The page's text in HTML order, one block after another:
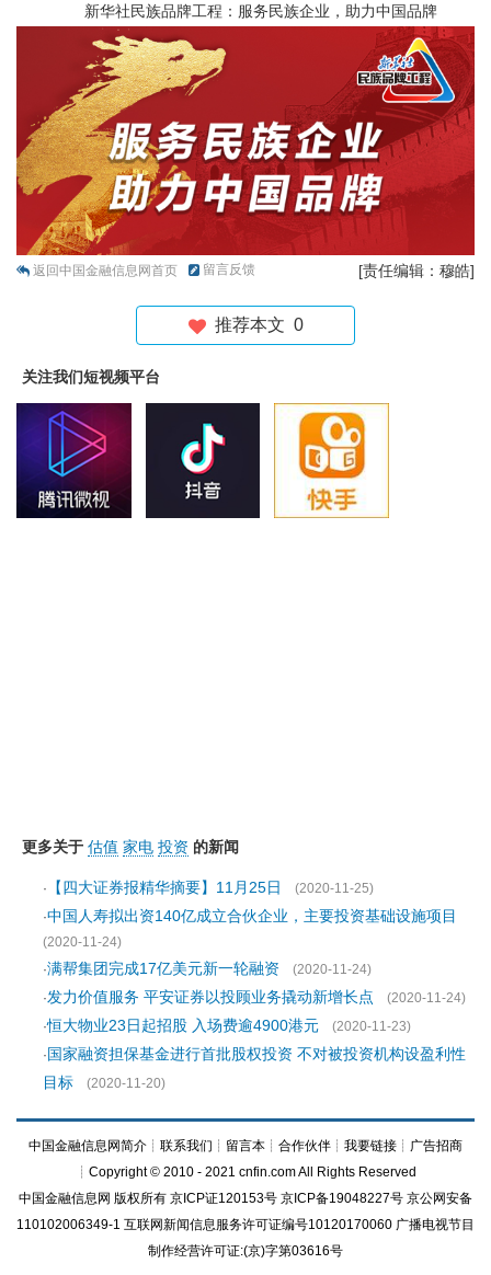
新华社民族品牌工程：服务民族企业，助力中国品牌
返回中国金融信息网首页 留言反馈 [责任编辑：穆皓]
推荐本文 0
关注我们短视频平台
更多关于 估值 家电 投资 的新闻
· 【四大证券报精华摘要】11月25日
(2020-11-25)
·中国人寿拟出资140亿成立合伙企业，主要投资基础设施项目
(2020-11-24)
·满帮集团完成17亿美元新一轮融资
(2020-11-24)
·发力价值服务 平安证券以投顾业务撬动新增长点
(2020-11-24)
·恒大物业23日起招股 入场费逾4900港元
(2020-11-23)
·国家融资担保基金进行首批股权投资 不对被投资机构设盈利性
目标
(2020-11-20)
中国金融信息网简介 ┊ 联系我们 ┊ 留言本 ┊ 合作伙伴 ┊ 我要链接 ┊ 广告招商
┊Copyright © 2010 - 2021 cnfin.com All Rights Reserved
中国金融信息网 版权所有 京ICP证120153号 京ICP备19048227号 京公网安备
110102006349-1 互联网新闻信息服务许可证编号10120170060 广播电视节目
制作经营许可证:(京)字第03616号